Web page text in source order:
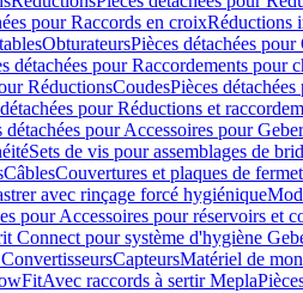
pour Raccords en croixRéductions
ObturateursPièces détachées pour
détachées pour Raccordements pour
RéductionsCoudesPièces
pour Réductions et
détachées pour Accessoires pour
Sets de vis pour assemblages de
CâblesCouvertures et plaques de
avec rinçage forcé hygiénique
pour Accessoires pour réservoirs et
Connect pour système d'hygiène
CapteursMatériel de
Avec raccords à sertir Mepla